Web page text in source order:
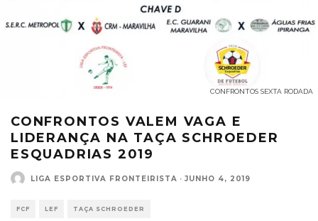
CONFRONTOS SEXTA RODADA
CONFRONTOS VALEM VAGA E
LIDERANÇA NA TAÇA SCHROEDER
ESQUADRIAS 2019
LIGA ESPORTIVA FRONTEIRISTA · JUNHO 4, 2019
FCF LEF TAÇA SCHROEDER